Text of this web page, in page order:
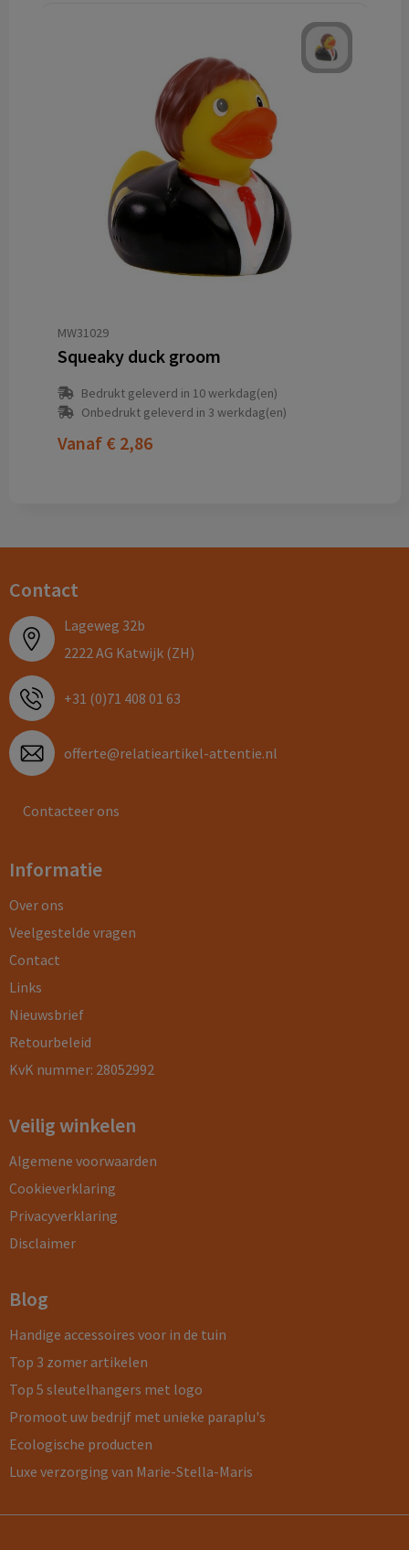
MW31029
Squeaky duck groom
Bedrukt geleverd in 10 werkdag(en)
Onbedrukt geleverd in 3 werkdag(en)
Vanaf € 2,86
Contact
Lageweg 32b
2222 AG Katwijk (ZH)
+31 (0)71 408 01 63
offerte@relatieartikel-attentie.nl
Contacteer ons
Informatie
Over ons
Veelgestelde vragen
Contact
Links
Nieuwsbrief
Retourbeleid
KvK nummer: 28052992
Veilig winkelen
Algemene voorwaarden
Cookieverklaring
Privacyverklaring
Disclaimer
Blog
Handige accessoires voor in de tuin
Top 3 zomer artikelen
Top 5 sleutelhangers met logo
Promoot uw bedrijf met unieke paraplu's
Ecologische producten
Luxe verzorging van Marie-Stella-Maris